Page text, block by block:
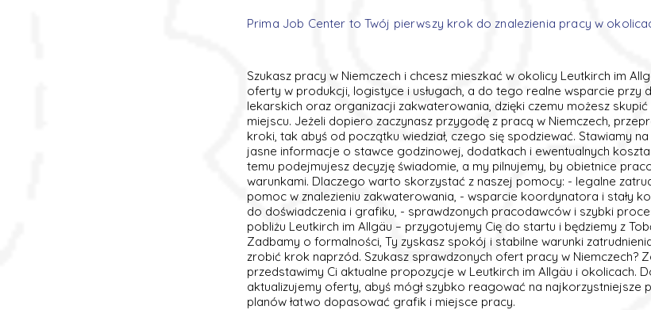
Prima Job Center to Twój pierwszy krok do znalezienia pracy w
Szukasz pracy w Niemczech i chcesz mieszkać w okolicy Leutkirch im
oferty w produkcji, logistyce i usługach, a do tego realne wsparcie przy
lekarskich oraz organizacji zakwaterowania, dzięki czemu możesz
miejscu. Jeżeli dopiero zaczynasz przygodę z pracą w Niemczech,
kroki, tak abyś od początku wiedział, czego się spodziewać. Stawiamy
jasne informacje o stawce godzinowej, dodatkach i ewentualnych
temu podejmujesz decyzję świadomie, a my pilnujemy, by obietnice
warunkami. Dlaczego warto skorzystać z naszej pomocy: - legalne
pomoc w znalezieniu zakwaterowania, - wsparcie koordynatora i stały
do doświadczenia i grafiku, - sprawdzonych pracodawców i szybki
pobliżu Leutkirch im Allgäu – przygotujemy Cię do startu i będziemy z
Zadbamy o formalności, Ty zyskasz spokój i stabilne warunki
zrobić krok naprzód. Szukasz sprawdzonych ofert pracy w Niemczech?
przedstawimy Ci aktualne propozycje w Leutkirch im Allgäu i okolicach.
aktualizujemy oferty, abyś mógł szybko reagować na najkorzystniejsze
planów łatwo dopasować grafik i miejsce pracy.